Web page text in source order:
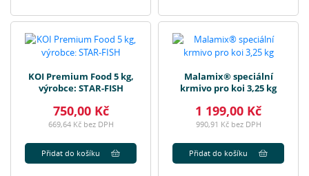
KOI Premium Food 5 kg,
výrobce: STAR-FISH
750,00 Kč
669,64 Kč bez DPH
Přidat do košíku
Malamix® speciální
krmivo pro koi 3,25 kg
1 199,00 Kč
990,91 Kč bez DPH
Přidat do košíku